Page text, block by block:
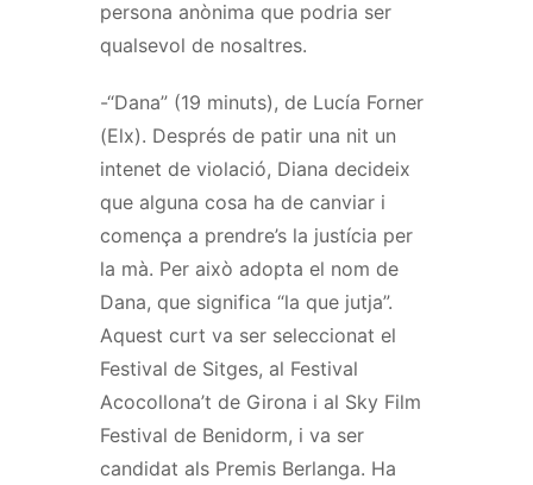
persona anònima que podria ser
qualsevol de nosaltres.
-“Dana” (19 minuts), de Lucía Forner
(Elx). Després de patir una nit un
intenet de violació, Diana decideix
que alguna cosa ha de canviar i
comença a prendre’s la justícia per
la mà. Per això adopta el nom de
Dana, que significa “la que jutja”.
Aquest curt va ser seleccionat el
Festival de Sitges, al Festival
Acocollona’t de Girona i al Sky Film
Festival de Benidorm, i va ser
candidat als Premis Berlanga. Ha